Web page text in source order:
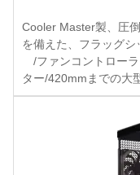
Cooler Master製、圧
を備えた、フラッグシ
/ファンコントロー
ター/420mmまでの大